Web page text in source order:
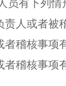
员有下列
责人或者
者稽核事项
者稽核事